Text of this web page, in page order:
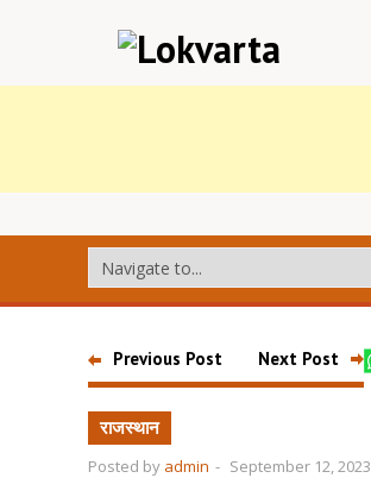
Previous Post Next Post
राजस्थान
Posted by admin - September 12, 2023